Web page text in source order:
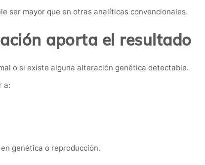
ser mayor que en otras analíticas convencionales.
aporta el resultado
o si existe alguna alteración genética detectable.
a:
genética o reproducción.